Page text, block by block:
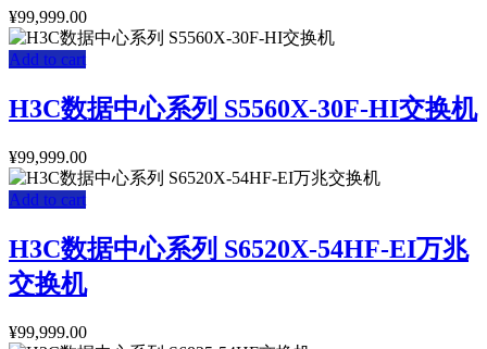
¥99,999.00
Add to cart
H3C数据中心系列 S5560X-30F-HI交换机
¥99,999.00
Add to cart
H3C数据中心系列 S6520X-54HF-EI万兆
交换机
¥99,999.00